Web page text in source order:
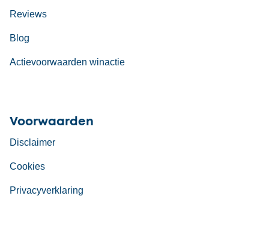
Reviews
Blog
Actievoorwaarden winactie
Voorwaarden
Disclaimer
Cookies
Privacyverklaring